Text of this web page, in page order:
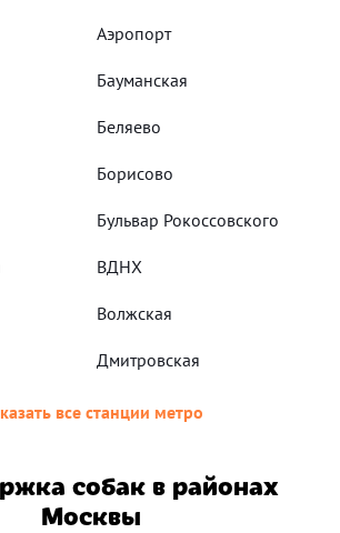
Аэропорт
Бауманская
Беляево
Борисово
Бульвар Рокоссовского
ВДНХ
Волжская
Дмитровская
все станции метро
собак в районах
Москвы